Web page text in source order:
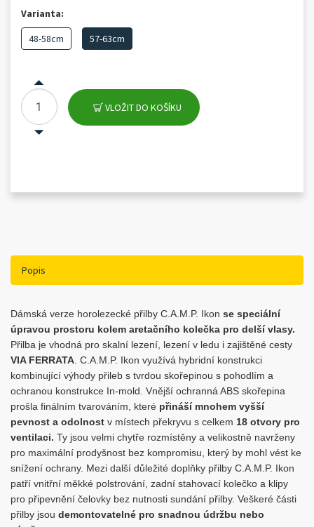
Varianta:
48-58cm
57-63cm
VLOŽIT DO KOŠÍKU
Popis
Dámská verze horolezecké přilby C.A.M.P. Ikon se speciální
úpravou prostoru kolem aretačního kolečka pro delší vlasy.
Přilba je vhodná pro skalní lezení, lezení v ledu i zajištěné cesty
VIA FERRATA . C.A.M.P. Ikon využívá hybridní konstrukci
kombinující výhody přileb s tvrdou skořepinou s pohodlím a
ochranou konstrukce In-mold. Vnější ochranná ABS skořepina
prošla finálním tvarováním, které přináší mnohem vyšší
pevnost a odolnost v místech překryvu s celkem 18 otvory pro
ventilaci. Ty jsou velmi chytře rozmístěny a velikostně navrženy
pro maximální prodyšnost bez kompromisu, který by mohl vést ke
snížení ochrany. Mezi další důležité doplňky přilby C.A.M.P. Ikon
patří vnitřní měkké polstrování, zadní stahovací kolečko a klipy
pro připevnění čelovky bez nutnosti sundání přilby. Veškeré části
přilby jsou demontovatelné pro snadnou údržbu nebo